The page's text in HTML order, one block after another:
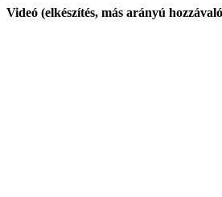
Videó (elkészítés, más arányú